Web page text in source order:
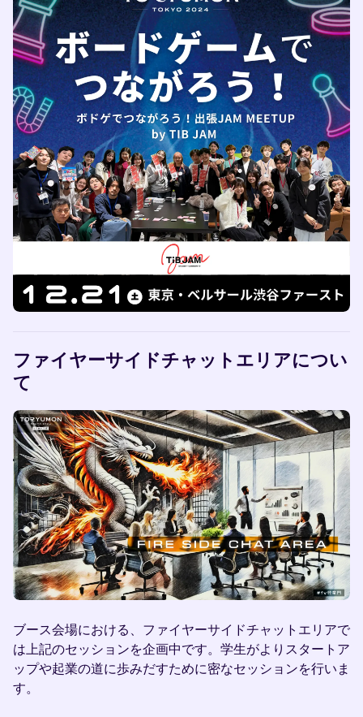
ファイヤーサイドチャットエリアについ
て
ブース会場における、ファイヤーサイドチャットエリアで
は上記のセッションを企画中です。学生がよりスタートア
ップや起業の道に歩みだすために密なセッションを行いま
す。